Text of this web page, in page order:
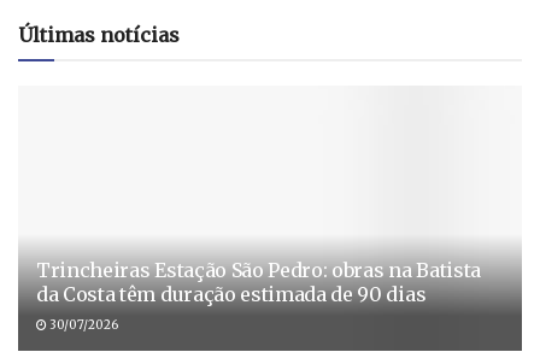
Últimas notícias
Trincheiras Estação São Pedro: obras na Batista
da Costa têm duração estimada de 90 dias
30/07/2026